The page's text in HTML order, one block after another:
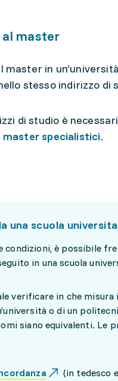
master
master in
stesso indirizzo di
di studio è
master specialistici.
una scuola
condizioni, è possibile
in una scuola
verificare in che
o di un
siano equivalenti. Le
(in tedesco